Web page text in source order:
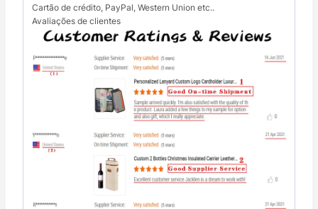
Cartão de crédito, PayPal, Western Union etc..
Avaliações de clientes